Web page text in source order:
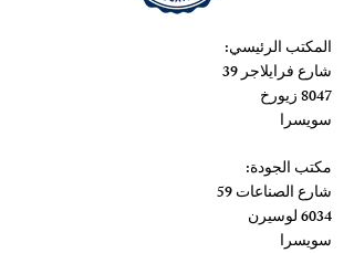
المكتب الرئيسي:
شارع فرايلاجر 39
8047 زيورخ
سويسرا
مكتب الجودة:
شارع الصناعات 59
6034 لوسيرن
سويسرا